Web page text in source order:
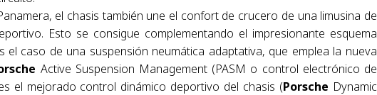
el chasis también une el confort de crucero de una limusina de
Esto se consigue complementando el impresionante esquema
caso de una suspensión neumática adaptativa, que emplea la nueva
Active Suspension Management (PASM o control electrónico de
el mejorado control dinámico deportivo del chasis (Porsche Dynamic